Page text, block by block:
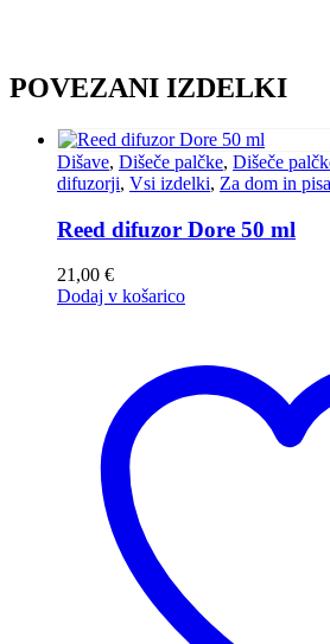
POVEZANI IZDELKI
Dišave, Dišeče palčke, Dišeče
difuzorji, Vsi izdelki, Za dom in
Reed difuzor Dore 50 ml
21,00 €
Dodaj v košarico